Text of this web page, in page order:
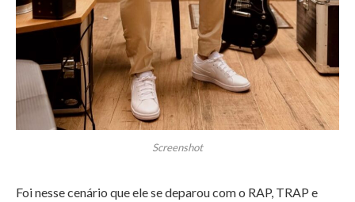
Screenshot
Foi nesse cenário que ele se deparou com o RAP, TRAP e